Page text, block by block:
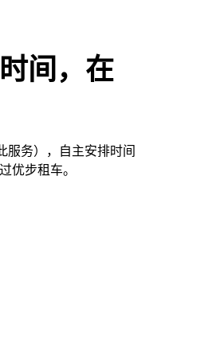
间，在
服务），自主安排时间
优步租车。